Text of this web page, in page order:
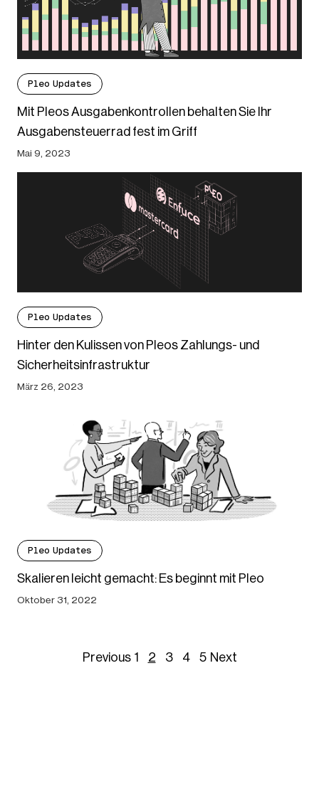
Pleo Updates
Mit Pleos Ausgabenkontrollen behalten Sie Ihr
Ausgabensteuerrad fest im Griff
Mai 9, 2023
Pleo Updates
Hinter den Kulissen von Pleos Zahlungs- und
Sicherheitsinfrastruktur
März 26, 2023
Pleo Updates
Skalieren leicht gemacht: Es beginnt mit Pleo
Oktober 31, 2022
Previous 1 2 3 4 5 Next